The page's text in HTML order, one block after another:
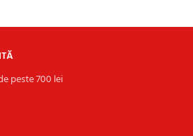
peste 700 lei